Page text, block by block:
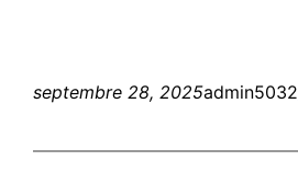
septembre 28, 2025admin5032